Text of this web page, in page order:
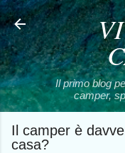
Il primo blog
camper,
Il camper è
casa?